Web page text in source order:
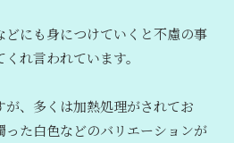
どにも身につけていくと不慮の事
れ言われています。
、多くは加熱処理がされてお
った白色などのバリエーションが